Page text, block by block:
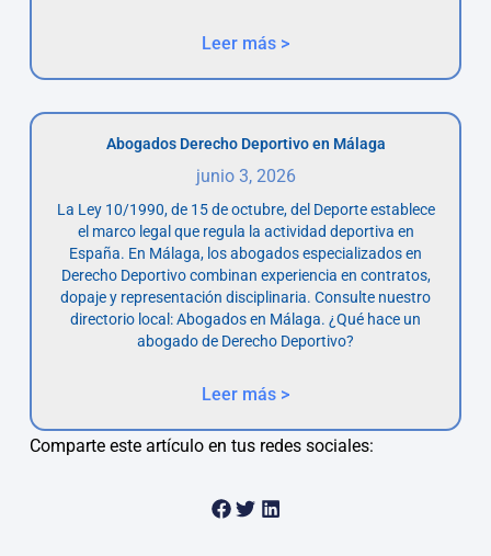
Leer más >
Abogados Derecho Deportivo en Málaga
junio 3, 2026
La Ley 10/1990, de 15 de octubre, del Deporte establece
el marco legal que regula la actividad deportiva en
España. En Málaga, los abogados especializados en
Derecho Deportivo combinan experiencia en contratos,
dopaje y representación disciplinaria. Consulte nuestro
directorio local: Abogados en Málaga. ¿Qué hace un
abogado de Derecho Deportivo?
Leer más >
Comparte este artículo en tus redes sociales: